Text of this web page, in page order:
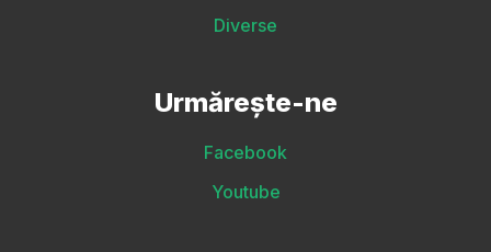
Diverse
Urmărește-ne
Facebook
Youtube